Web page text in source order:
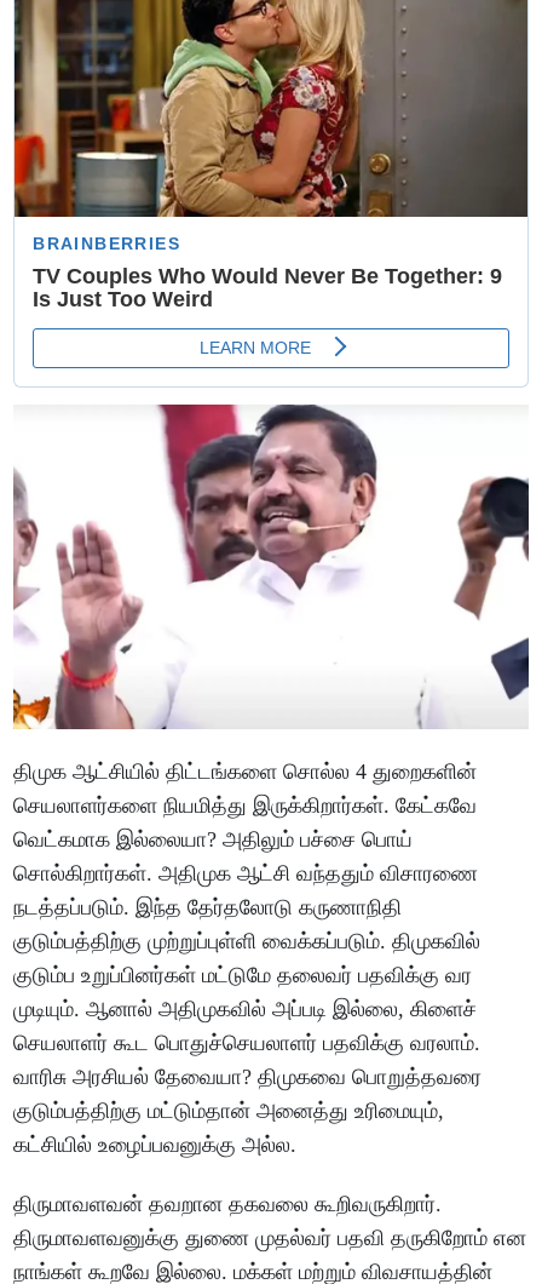
திமுக ஆட்சியில் திட்டங்களை சொல்ல 4 துறைகளின்
செயலாளர்களை நியமித்து இருக்கிறார்கள். கேட்கவே
வெட்கமாக இல்லையா? அதிலும் பச்சை பொய்
சொல்கிறார்கள். அதிமுக ஆட்சி வந்ததும் விசாரணை
நடத்தப்படும். இந்த தேர்தலோடு கருணாநிதி
குடும்பத்திற்கு முற்றுப்புள்ளி வைக்கப்படும். திமுகவில்
குடும்ப உறுப்பினர்கள் மட்டுமே தலைவர் பதவிக்கு வர
முடியும். ஆனால் அதிமுகவில் அப்படி இல்லை, கிளைச்
செயலாளர் கூட பொதுச்செயலாளர் பதவிக்கு வரலாம்.
வாரிசு அரசியல் தேவையா? திமுகவை பொறுத்தவரை
குடும்பத்திற்கு மட்டும்தான் அனைத்து உரிமையும்,
கட்சியில் உழைப்பவனுக்கு அல்ல.
திருமாவளவன் தவறான தகவலை கூறிவருகிறார்.
திருமாவளவனுக்கு துணை முதல்வர் பதவி தருகிறோம் என
நாங்கள் கூறவே இல்லை. மக்கள் மற்றும் விவசாயத்தின்